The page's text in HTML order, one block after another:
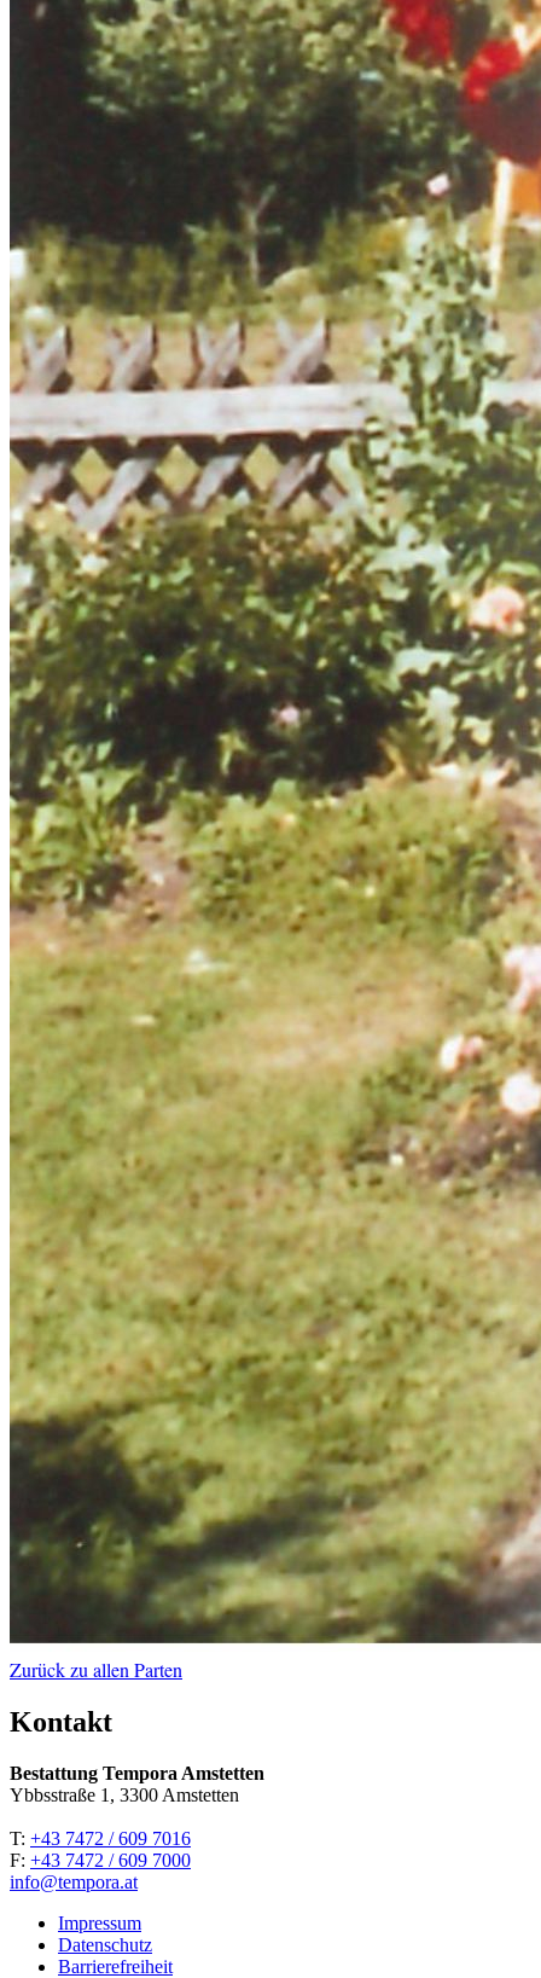
Zurück zu allen Parten
Kontakt
Bestattung Tempora Amstetten
Ybbsstraße 1, 3300 Amstetten
T: +43 7472 / 609 7016
F: +43 7472 / 609 7000
info@tempora.at
Impressum
Datenschutz
Barrierefreiheit